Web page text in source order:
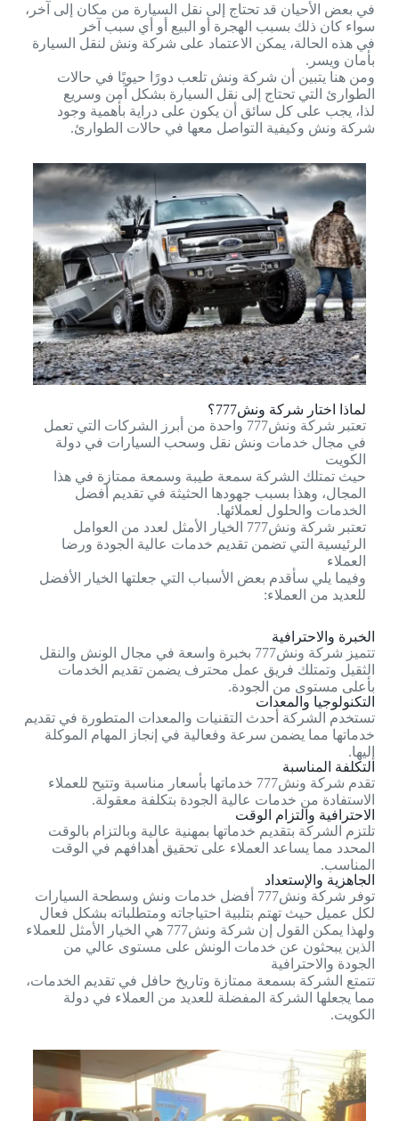
في بعض الأحيان قد تحتاج إلى نقل السيارة من مكان إلى آخر،
سواء كان ذلك بسبب الهجرة أو البيع أو أي سبب آخر
في هذه الحالة، يمكن الاعتماد على شركة ونش لنقل السيارة
بأمان ويسر.
ومن هنا يتبين أن شركة ونش تلعب دورًا حيويًا في حالات
الطوارئ التي تحتاج إلى نقل السيارة بشكل آمن وسريع
لذا، يجب على كل سائق أن يكون على دراية بأهمية وجود
شركة ونش وكيفية التواصل معها في حالات الطوارئ.
لماذا اختار شركة ونش777؟
تعتبر شركة ونش777 واحدة من أبرز الشركات التي تعمل
في مجال خدمات ونش نقل وسحب السيارات في دولة
الكويت
حيث تمتلك الشركة سمعة طيبة وسمعة ممتازة في هذا
المجال، وهذا بسبب جهودها الحثيثة في تقديم أفضل
الخدمات والحلول لعملائها.
تعتبر شركة ونش777 الخيار الأمثل لعدد من العوامل
الرئيسية التي تضمن تقديم خدمات عالية الجودة ورضا
العملاء
وفيما يلي سأقدم بعض الأسباب التي جعلتها الخيار الأفضل
للعديد من العملاء:
الخبرة والاحترافية
تتميز شركة ونش777 بخبرة واسعة في مجال الونش والنقل
الثقيل وتمتلك فريق عمل محترف يضمن تقديم الخدمات
بأعلى مستوى من الجودة.
التكنولوجيا والمعدات
تستخدم الشركة أحدث التقنيات والمعدات المتطورة في تقديم
خدماتها مما يضمن سرعة وفعالية في إنجاز المهام الموكلة
إليها.
التكلفة المناسبة
تقدم شركة ونش777 خدماتها بأسعار مناسبة وتتيح للعملاء
الاستفادة من خدمات عالية الجودة بتكلفة معقولة.
الاحترافية والتزام الوقت
تلتزم الشركة بتقديم خدماتها بمهنية عالية وبالتزام بالوقت
المحدد مما يساعد العملاء على تحقيق أهدافهم في الوقت
المناسب.
الجاهزية والإستعداد
توفر شركة ونش777 أفضل خدمات ونش وسطحة السيارات
لكل عميل حيث تهتم بتلبية احتياجاته ومتطلباته بشكل فعال
ولهذا يمكن القول إن شركة ونش777 هي الخيار الأمثل للعملاء
الذين يبحثون عن خدمات الونش على مستوى عالي من
الجودة والاحترافية
تتمتع الشركة بسمعة ممتازة وتاريخ حافل في تقديم الخدمات،
مما يجعلها الشركة المفضلة للعديد من العملاء في دولة
الكويت.